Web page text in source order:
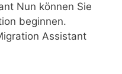
Nun können Sie
beginnen.
Assistant